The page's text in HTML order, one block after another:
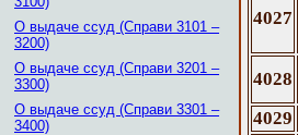
О выдаче ссуд (Справи 3101 –
3200)
О выдаче ссуд (Справи 3201 –
3300)
О выдаче ссуд (Справи 3301 –
3400)
4027
4028
4029